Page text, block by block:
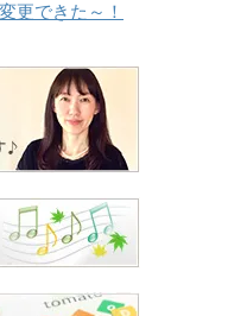
更できた～！